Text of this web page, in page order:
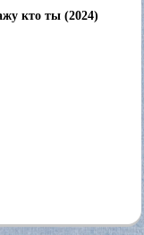
кто ты (2024)